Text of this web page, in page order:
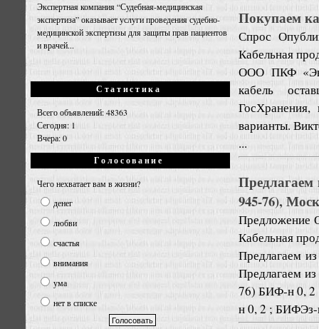
Экспертная компания “Судебная-медицинская
экспертиза” оказывает услуги проведения судебно-
медицинской экспертизы для защиты прав пациентов
и врачей...
Статистика
Всего объявлений: 48363
Сегодня: 1
Вчера: 0
Голосование
Чего нехватает вам в жизни?
денег
любви
счастья
внимания
ума
нет в списке
Покупаем
Спрос
Кабельная
ООО ПКФ
кабель
ГосХранения,
варианты.
...
Предлагаем
945-76),
Предложение
Кабельная
Предлагаем
Предлагаем
76) БИФ-н 0,
н 0, 2 ;